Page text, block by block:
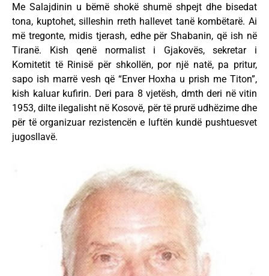
Me Salajdinin u bëmë shokë shumë shpejt dhe bisedat
tona, kuptohet, silleshin rreth hallevet tanë kombëtarë. Ai
më tregonte, midis tjerash, edhe për Shabanin, që ish në
Tiranë. Kish qenë normalist i Gjakovës, sekretar i
Komitetit të Rinisë për shkollën, por një natë, pa pritur,
sapo ish marrë vesh që “Enver Hoxha u prish me Titon”,
kish kaluar kufirin. Deri para 8 vjetësh, dmth deri në vitin
1953, dilte ilegalisht në Kosovë, për të prurë udhëzime dhe
për të organizuar rezistencën e luftën kundë pushtuesvet
jugosllavë.